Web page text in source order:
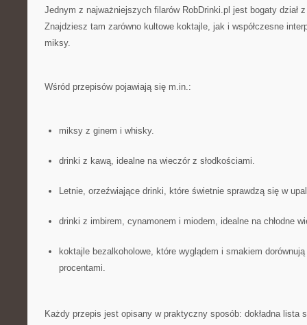
Jednym z najważniejszych filarów RobDrinki.pl jest bogaty dział
Znajdziesz tam zarówno kultowe koktajle, jak i współczesne
miksy.
Wśród przepisów pojawiają się m.in.:
miksy z ginem i whisky.
drinki z kawą, idealne na wieczór z słodkościami.
Letnie, orzeźwiające drinki, które świetnie sprawdzą się w
drinki z imbirem, cynamonem i miodem, idealne na chłodne
koktajle bezalkoholowe, które wyglądem i smakiem
procentami.
Każdy przepis jest opisany w praktyczny sposób: dokładna lista